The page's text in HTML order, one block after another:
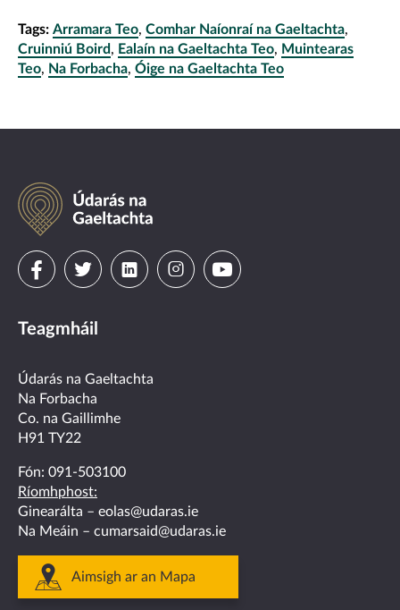
Tags: Arramara Teo, Comhar Naíonraí na Gaeltachta,
Cruinniú Boird, Ealaín na Gaeltachta Teo, Muintearas
Teo, Na Forbacha, Óige na Gaeltachta Teo
Údarás
na
Gaeltachta
Visit
on
facebook
Visit
on
twitter
Visit
linkedin
VisitVisit
Teagmháil
Údarás na Gaeltachta
Na Forbacha
Co. na Gaillimhe
H91 TY22
Fón: 091-503100
Ríomhphost:
Ginearálta – eolas@udaras.ie
Na Meáin – cumarsaid@udaras.ie
Aimsigh ar an Mapa